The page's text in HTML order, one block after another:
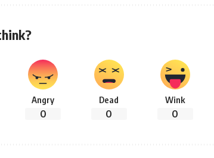
Angry
0
Dead
0
Wink
0